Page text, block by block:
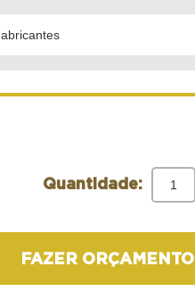
Quantidade:
FAZER ORÇAMENTO